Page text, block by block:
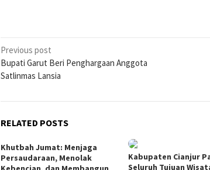
Post
navigation
Previous post
Bupati Garut Beri Penghargaan Anggota
Satlinmas Lansia
RELATED POSTS
Khutbah Jumat: Menjaga
Persaudaraan, Menolak
Kabupaten Cianjur
Seluruh Tujuan